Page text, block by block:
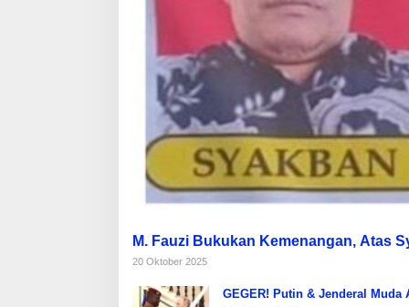
M. Fauzi Bukukan Kemenangan, Atas
20 Oktober 2025
GEGER! Putin & Jenderal